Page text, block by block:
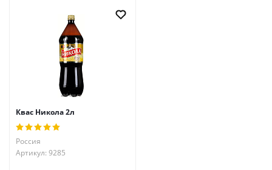
Квас Никола 2л
Россия
Артикул: 9285